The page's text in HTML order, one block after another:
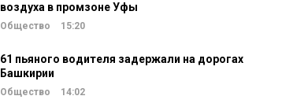
воздуха в промзоне Уфы
Общество 15:20
61 пьяного водителя задержали на дорогах
Башкирии
Общество 14:02